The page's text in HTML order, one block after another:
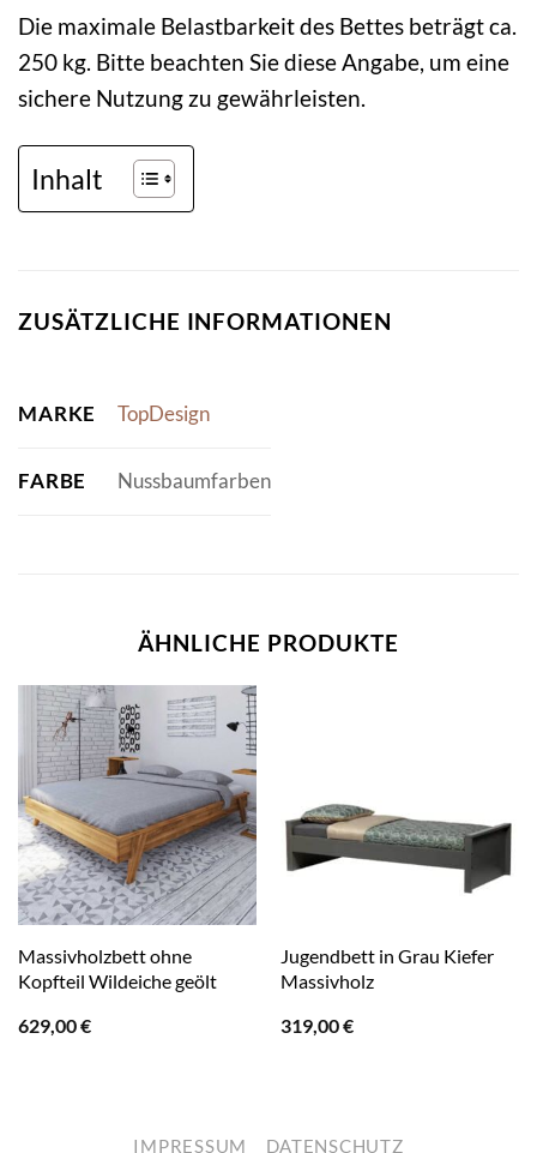
Die maximale Belastbarkeit des Bettes beträgt ca.
250 kg. Bitte beachten Sie diese Angabe, um eine
sichere Nutzung zu gewährleisten.
Inhalt
ZUSÄTZLICHE INFORMATIONEN
MARKE TopDesign
FARBE Nussbaumfarben
ÄHNLICHE PRODUKTE
Massivholzbett ohne
Kopfteil Wildeiche geölt
629,00€
Jugendbett in Grau Kiefer
Massivholz
319,00€
IMPRESSUM DATENSCHUTZ